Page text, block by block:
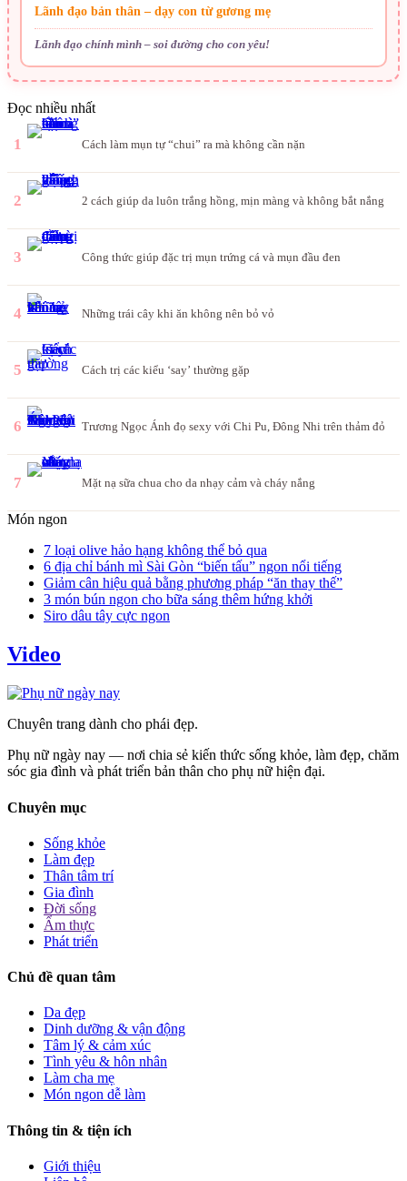
Lãnh đạo bản thân – dạy con từ gương mẹ
Lãnh đạo chính mình – soi đường cho con yêu!
Đọc nhiều nhất
1 Cách làm mụn tự “chui” ra mà không cần nặn
2 2 cách giúp da luôn trắng hồng, mịn màng và không bắt nắng
3 Công thức giúp đặc trị mụn trứng cá và mụn đầu đen
4 Những trái cây khi ăn không nên bỏ vỏ
5 Cách trị các kiểu ‘say’ thường gặp
6 Trương Ngọc Ánh đọ sexy với Chi Pu, Đông Nhi trên thảm đỏ
7 Mặt nạ sữa chua cho da nhạy cảm và cháy nắng
Món ngon
7 loại olive hảo hạng không thể bỏ qua
6 địa chỉ bánh mì Sài Gòn “biến tấu” ngon nổi tiếng
Giảm cân hiệu quả bằng phương pháp “ăn thay thế”
3 món bún ngon cho bữa sáng thêm hứng khởi
Siro dâu tây cực ngon
Video
Chuyên trang dành cho phái đẹp.
Phụ nữ ngày nay — nơi chia sẻ kiến thức sống khỏe, làm đẹp, chăm
sóc gia đình và phát triển bản thân cho phụ nữ hiện đại.
Chuyên mục
Sống khỏe
Làm đẹp
Thân tâm trí
Gia đình
Đời sống
Ẩm thực
Phát triển
Chủ đề quan tâm
Da đẹp
Dinh dưỡng & vận động
Tâm lý & cảm xúc
Tình yêu & hôn nhân
Làm cha mẹ
Món ngon dễ làm
Thông tin & tiện ích
Giới thiệu